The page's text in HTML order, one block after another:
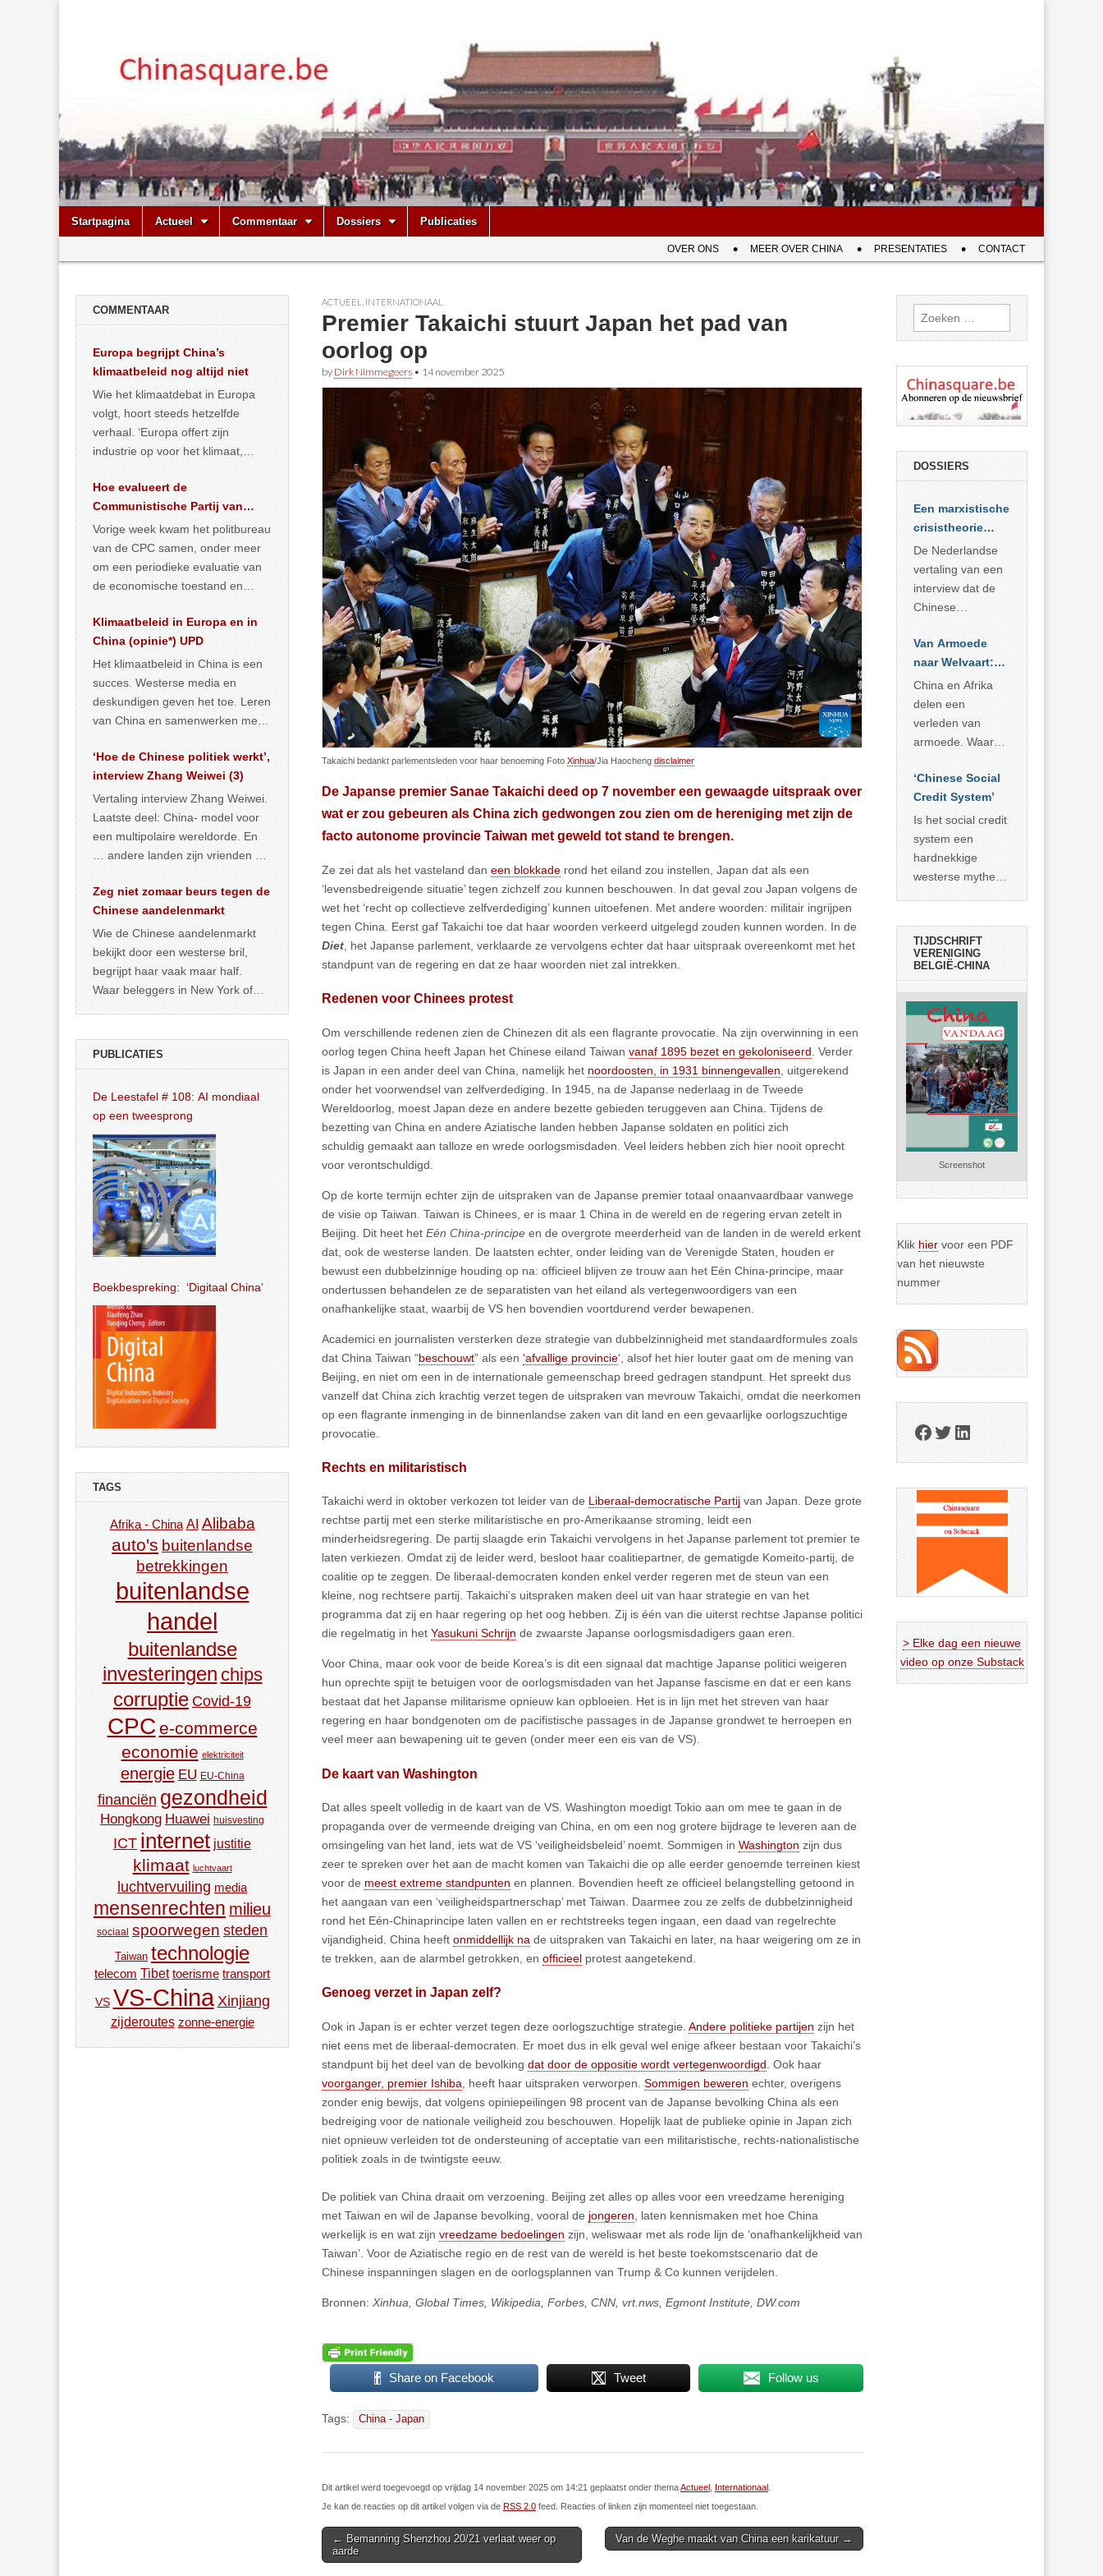
Chinasquare.be
Main
menu
Skip
Startpagina Actueel Commentaar Dossiers Publicaties
menu
OVER ONS MEER OVER CHINA PRESENTATIES CONTACT
ACTUEEL INTERNATIONAAL
Premier Takaichi stuurt Japan het pad van
oorlog op
by Dirk Nimmegeers • 14 november 2025
Takaichi bedankt parlementsleden voor haar benoeming FotoXinhua/Jia Haochengdisclaimer
De Japanse premier Sanae Takaichi deed op 7 november een gewaagde uitspraak over
wat er zou gebeuren als China zich gedwongen zou zien om de hereniging met zijn de
facto autonome provincie Taiwan met geweld tot stand te brengen.
Ze zei dat als het vasteland dan een blokkade rond het eiland zou instellen, Japan dat als een
‘levensbedreigende situatie’ tegen zichzelf zou kunnen beschouwen. In dat geval zou Japan volgens de
wet het ‘recht op collectieve zelfverdediging’ kunnen uitoefenen. Met andere woorden: militair ingrijpen
tegen China. Eerst gaf Takaichi toe dat haar woorden verkeerd uitgelegd zouden kunnen worden. In de
Diet , het Japanse parlement, verklaarde ze vervolgens echter dat haar uitspraak overeenkomt met het
standpunt van de regering en dat ze haar woorden niet zal intrekken.
Redenen voor Chinees protest
Om verschillende redenen zien de Chinezen dit als een flagrante provocatie. Na zijn overwinning in een
oorlog tegen China heeft Japan het Chinese eiland Taiwan vanaf 1895 bezet en gekoloniseerd . Verder
is Japan in een ander deel van China, namelijk het noordoosten, in 1931 binnengevallen , uitgerekend
onder het voorwendsel van zelfverdediging. In 1945, na de Japanse nederlaag in de Tweede
Wereldoorlog, moest Japan deze en andere bezette gebieden teruggeven aan China. Tijdens de
bezetting van China en andere Aziatische landen hebben Japanse soldaten en politici zich
schuldig gemaakt aan talloze en wrede oorlogsmisdaden. Veel leiders hebben zich hier nooit oprecht
voor verontschuldigd.
Op de korte termijn echter zijn de uitspraken van de Japanse premier totaal onaanvaardbaar vanwege
de visie op Taiwan. Taiwan is Chinees, er is maar 1 China in de wereld en de regering ervan zetelt in
Beijing. Dit heet het Eén China-principe en de overgrote meerderheid van de landen in de wereld erkent
dat, ook de westerse landen. De laatsten echter, onder leiding van de Verenigde Staten, houden er
bewust een dubbelzinnige houding op na: officieel blijven ze trouw aan het Eén China-principe, maar
ondertussen behandelen ze de separatisten van het eiland als vertegenwoordigers van een
onafhankelijke staat, waarbij de VS hen bovendien voortdurend verder bewapenen.
Academici en journalisten versterken deze strategie van dubbelzinnigheid met standaardformules zoals
dat China Taiwan “beschouwt” als een ‘afvallige provincie‘, alsof het hier louter gaat om de mening van
Beijing, en niet om een in de internationale gemeenschap breed gedragen standpunt. Het spreekt dus
vanzelf dat China zich krachtig verzet tegen de uitspraken van mevrouw Takaichi, omdat die neerkomen
op een flagrante inmenging in de binnenlandse zaken van dit land en een gevaarlijke oorlogszuchtige
provocatie.
Rechts en militaristisch
Takaichi werd in oktober verkozen tot leider van de Liberaal-democratische Partij van Japan. Deze grote
rechtse partij met een sterke militaristische en pro-Amerikaanse stroming, leidt een
minderheidsregering. De partij slaagde erin Takaichi vervolgens in het Japanse parlement tot premier te
laten verkiezen. Omdat zij de leider werd, besloot haar coalitiepartner, de gematigde Komeito-partij, de
coalitie op te zeggen. De liberaal-democraten konden enkel verder regeren met de steun van een
kleine, nog rechtsere partij. Takaichi’s uitspraken maken deel uit van haar strategie en van het
programma dat zij en haar regering op het oog hebben. Zij is één van die uiterst rechtse Japanse politici
die regelmatig in het Yasukuni Schrijn de zwaarste Japanse oorlogsmisdadigers gaan eren.
Voor China, maar ook voor de beide Korea’s is dit een signaal dat machtige Japanse politici weigeren
hun oprechte spijt te betuigen voor de oorlogsmisdaden van het Japanse fascisme en dat er een kans
bestaat dat het Japanse militarisme opnieuw kan opbloeien. Het is in lijn met het streven van haar
regering en haar bondgenoten om de pacifistische passages in de Japanse grondwet te herroepen en
veel meer aan bewapening uit te geven (onder meer een eis van de VS).
De kaart van Washington
Dat alles speelt volledig in de kaart van de VS. Washington moedigt Tokio aan om mee te gaan in de
propaganda over de vermeende dreiging van China, en om een nog grotere bijdrage te leveren aan de
omsingeling van het land, iets wat de VS ‘veiligheidsbeleid’ noemt. Sommigen in Washington zijn dus
zeer te spreken over het aan de macht komen van Takaichi die op alle eerder genoemde terreinen kiest
voor de meest extreme standpunten en plannen. Bovendien heeft ze officieel belangstelling getoond in
het aangaan van een ‘veiligheidspartnerschap’ met Taiwan. Daarmee zou ze zelfs de dubbelzinnigheid
rond het Eén-Chinaprincipe laten vallen en er rechtstreeks tegen ingaan, een daad van regelrechte
vijandigheid. China heeft onmiddellijk na de uitspraken van Takaichi en later, na haar weigering om ze in
te trekken, aan de alarmbel getrokken, en officieel protest aangetekend.
Genoeg verzet in Japan zelf?
Ook in Japan is er echter verzet tegen deze oorlogszuchtige strategie. Andere politieke partijen zijn het
niet eens met de liberaal-democraten. Er moet dus in elk geval wel enige afkeer bestaan voor Takaichi’s
standpunt bij het deel van de bevolking dat door de oppositie wordt vertegenwoordigd . Ook haar
voorganger, premier Ishiba , heeft haar uitspraken verworpen. Sommigen beweren echter, overigens
zonder enig bewijs, dat volgens opiniepeilingen 98 procent van de Japanse bevolking China als een
bedreiging voor de nationale veiligheid zou beschouwen. Hopelijk laat de publieke opinie in Japan zich
niet opnieuw verleiden tot de ondersteuning of acceptatie van een militaristische, rechts-nationalistische
politiek zoals in de twintigste eeuw.
De politiek van China draait om verzoening. Beijing zet alles op alles voor een vreedzame hereniging
met Taiwan en wil de Japanse bevolking, vooral de jongeren , laten kennismaken met hoe China
werkelijk is en wat zijn vreedzame bedoelingen zijn, weliswaar met als rode lijn de ‘onafhankelijkheid van
Taiwan’. Voor de Aziatische regio en de rest van de wereld is het beste toekomstscenario dat de
Chinese inspanningen slagen en de oorlogsplannen van Trump & Co kunnen verijdelen.
Bronnen: Xinhua, Global Times, Wikipedia, Forbes, CNN, vrt.nws, Egmont Institute, DW.com
Share on Facebook Tweet Follow us
Tags: China - Japan
Dit artikel werd toegevoegd op vrijdag 14 november 2025 om 14:21 geplaatst onder themaActueel Internationaal
Je kan de reacties op dit artikel volgen via de RSS 2.0 feed. Reacties of linken zijn momenteel niet toegestaan.
Post
navigation
← Bemanning Shenzhou 20/21 verlaat weer op
aarde
Van de Weghe maakt van China een karikatuur →
COMMENTAAR
Europa begrijpt China’s
klimaatbeleid nog altijd niet
Wie het klimaatdebat in Europa
volgt, hoort steeds hetzelfde
verhaal. ‘Europa offert zijn
industrie op voor het klimaat,
vergroening… >> lees meer
Hoe evalueert de
Communistische Partij van
China de economische
situatie?
Vorige week kwam het politbureau
van de CPC samen, onder meer
om een periodieke evaluatie van
de economische toestand en
publiceerden… >> lees meer
Klimaatbeleid in Europa en in
China (opinie*) UPD
Het klimaatbeleid in China is een
succes. Westerse media en
deskundigen geven het toe. Leren
van China en samenwerken met
… >> lees meer
‘Hoe de Chinese politiek werkt’,
interview Zhang Weiwei (3)
Vertaling interview Zhang Weiwei.
Laatste deel: China- model voor
een multipolaire wereldorde. En
… andere landen zijn vrienden of
Zeg niet zomaar beurs tegen de
Chinese aandelenmarkt
Wie de Chinese aandelenmarkt
bekijkt door een westerse bril,
begrijpt haar vaak maar half.
Waar beleggers in New York of
PUBLICATIES
De Leestafel # 108: AI mondiaal
op een tweesprong
Boekbespreking: ‘Digitaal China’
TAGS
Afrika - China AI Alibaba
auto's buitenlandse
betrekkingen
buitenlandse
handel
buitenlandse
investeringen chips
corruptie Covid-19
CPC e-commerce
economie elektriciteit
energie EU EU-China
financiën gezondheid
Hongkong Huawei huisvesting
ICT internet justitie
klimaat luchtvaart
luchtvervuiling media
mensenrechten milieu
sociaal spoorwegen steden
Taiwan technologie
telecom Tibet toerisme transport
VS VS-China Xinjiang
zijderoutes zonne-energie
Zoeken
naar:
DOSSIERS
Een marxistische
crisistheorie
voor vandaag
De Nederlandse
vertaling van een
interview dat de
Chinese
Sociale
Wetenschappen
afnam van de
Britse
marxistische
econoom Michael
zien dat
… >> lees meer
Van Armoede
naar Welvaart:
Wat Afrika kan
leren van
China’s
economisch
China en Afrika
delen een
verleden van
armoede. Waar
voorbije veertig
jaar in slaagde
meer dan 800
miljoen mensen
uit de armoede
… >> lees meer
‘Chinese Social
Credit System’
Is het social credit
system een
hardnekkige
westerse mythe of
TIJDSCHRIFT
VERENIGING
BELGIË-CHINA
Screenshot
Klik hier voor een PDF
van het nieuwste
nummer
Facebook
Twitter
LinkedIn
> Elke dag een nieuwe
video op onze Substack